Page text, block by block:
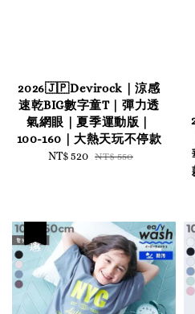
2026🇯🇵Devirock｜涼感
速乾BIG數字童T｜彈力透
氣網眼｜夏季運動版｜
100-160｜大熱天玩不停款
Sale
NT$ 520 Regular
NT$ 550